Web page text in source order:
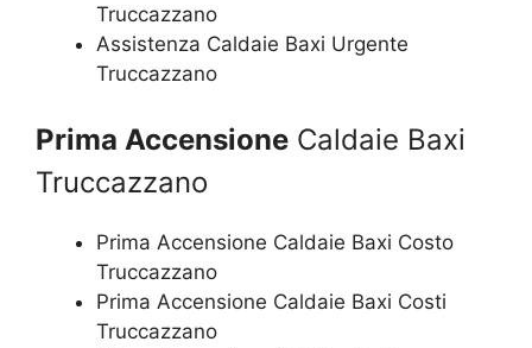
Truccazzano
Assistenza Caldaie Baxi Urgente
Truccazzano
Prima Accensione Caldaie Baxi
Truccazzano
Prima Accensione Caldaie Baxi Costo
Truccazzano
Prima Accensione Caldaie Baxi Costi
Truccazzano